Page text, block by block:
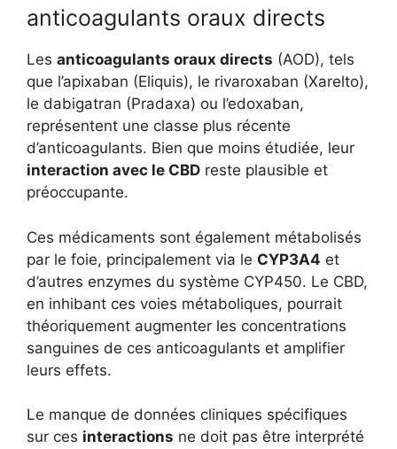
anticoagulants oraux directs
Les anticoagulants oraux directs (AOD), tels
que l’apixaban (Eliquis), le rivaroxaban (Xarelto),
le dabigatran (Pradaxa) ou l’edoxaban,
représentent une classe plus récente
d’anticoagulants. Bien que moins étudiée, leur
interaction avec le CBD reste plausible et
préoccupante.
Ces médicaments sont également métabolisés
par le foie, principalement via le CYP3A4 et
d’autres enzymes du système CYP450. Le CBD,
en inhibant ces voies métaboliques, pourrait
théoriquement augmenter les concentrations
sanguines de ces anticoagulants et amplifier
leurs effets.
Le manque de données cliniques spécifiques
sur ces interactions ne doit pas être interprété